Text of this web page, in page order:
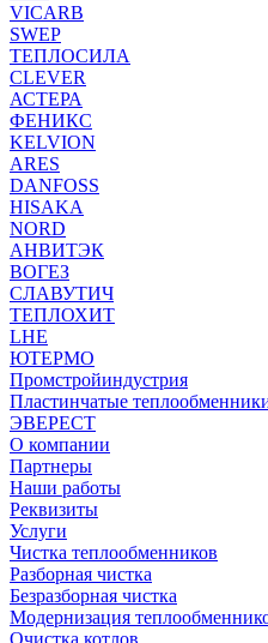
VICARB
SWEP
ТЕПЛОСИЛА
CLEVER
АСТЕРА
ФЕНИКС
KELVION
ARES
DANFOSS
HISAKA
NORD
АНВИТЭК
ВОГЕЗ
СЛАВУТИЧ
ТЕПЛОХИТ
LHE
ЮТЕРМО
Промстройиндустрия
Пластинчатые
ЭВЕРЕСТ
О компании
Партнеры
Наши работы
Реквизиты
Услуги
Чистка теплообменников
Разборная чистка
Безразборная чистка
Модернизация
Очистка котлов